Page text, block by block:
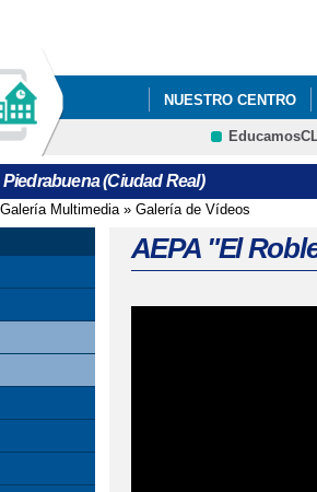
NUESTRO CENTRO
BLOGS
(Ciudad Real)
usted aquí
Galería Multimedia» Galería de Vídeos
AEPA "El